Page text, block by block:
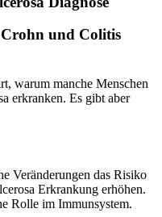
und Colitis
warum manche Menschen
erkranken. Es gibt aber
Veränderungen das Risiko
Erkrankung erhöhen.
Rolle im Immunsystem.